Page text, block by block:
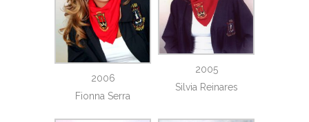
2006
Fionna Serra
2005
Silvia Reinares